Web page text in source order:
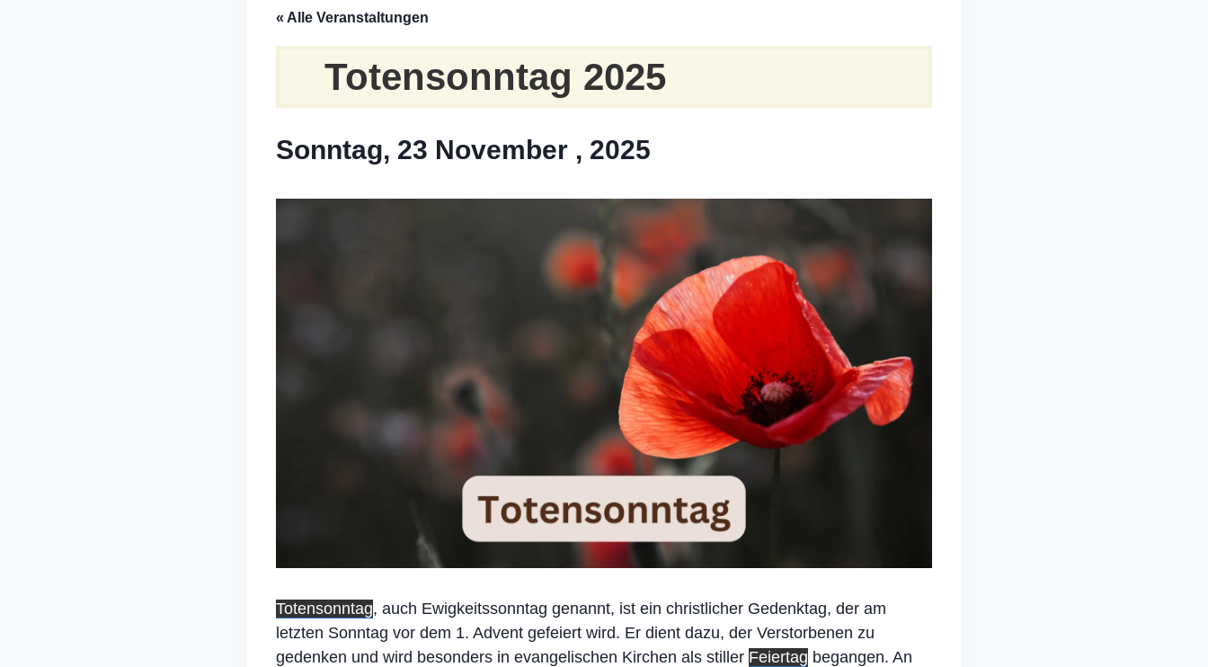
« Alle Veranstaltungen
Totensonntag 2025
Sonntag, 23 November , 2025
Totensonntag, auch Ewigkeitssonntag genannt, ist ein christlicher Gedenktag, der am
letzten Sonntag vor dem 1. Advent gefeiert wird. Er dient dazu, der Verstorbenen zu
gedenken und wird besonders in evangelischen Kirchen als stiller Feiertag begangen. An